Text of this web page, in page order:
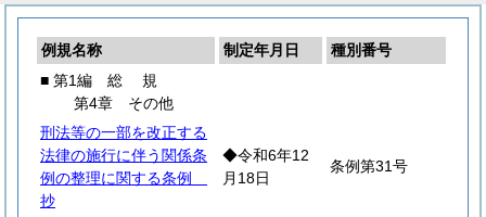
例規名称 制定年月日
種別番号
■ 第1編 総 規
第4章 その他
刑法等の一部を改正する
法律の施行に伴う関係条
例の整理に関する条例
抄
◆令和6年12
月18日
条例第31号